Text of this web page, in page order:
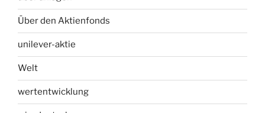
Über den Aktienfonds
unilever-aktie
Welt
wertentwicklung